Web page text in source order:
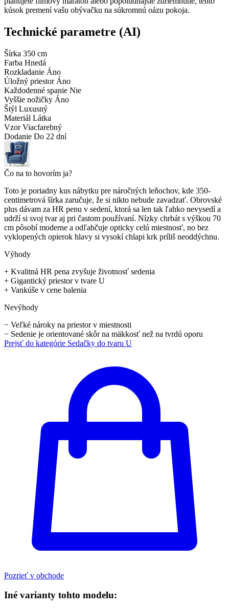
kúsok premení vašu obývačku na súkromnú oázu pokoja.
Technické parametre (AI)
Šírka 350 cm
Farba Hnedá
Rozkladanie Áno
Úložný priestor Áno
Každodenné spanie Nie
Vyššie nožičky Áno
Štýl Luxusný
Materiál Látka
Vzor Viacfarebný
Dodanie Do 22 dní
Čo na to hovorím ja?
Toto je poriadny kus nábytku pre náročných leňochov, kde 350-
centimetrová šírka zaručuje, že si nikto nebude zavadzať. Obrovské
plus dávam za HR penu v sedení, ktorá sa len tak ľahko nevysedí a
udrží si svoj tvar aj pri častom používaní. Nízky chrbát s výškou 70
cm pôsobí moderne a odľahčuje opticky celú miestnosť, no bez
vyklopených opierok hlavy si vysokí chlapi krk príliš neoddýchnu.
Výhody
+ Kvalitná HR pena zvyšuje životnosť sedenia
+ Gigantický priestor v tvare U
+ Vankúše v cene balenia
Nevýhody
− Veľké nároky na priestor v miestnosti
− Sedenie je orientované skôr na mäkkosť než na tvrdú oporu
Prejsť do kategórie Sedačky do tvaru U
Pozrieť v obchode
Iné varianty tohto modelu: